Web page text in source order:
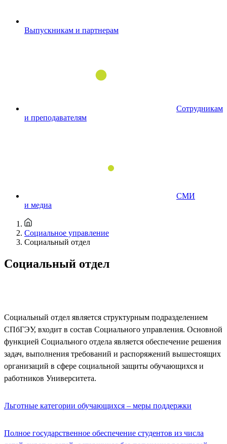
Выпускникам и партнерам
Сотрудникам
и преподавателям
СМИ
и медиа
Социальное управление
Социальный отдел
Социальный отдел
Социальный отдел является структурным подразделением
СПбГЭУ, входит в состав Социального управления. Основной
функцией Социального отдела является обеспечение решения
задач, выполнения требований и распоряжений вышестоящих
организаций в сфере социальной защиты обучающихся и
работников Университета.
Льготные категории обучающихся – меры поддержки
Полное государственное обеспечение студентов из числа